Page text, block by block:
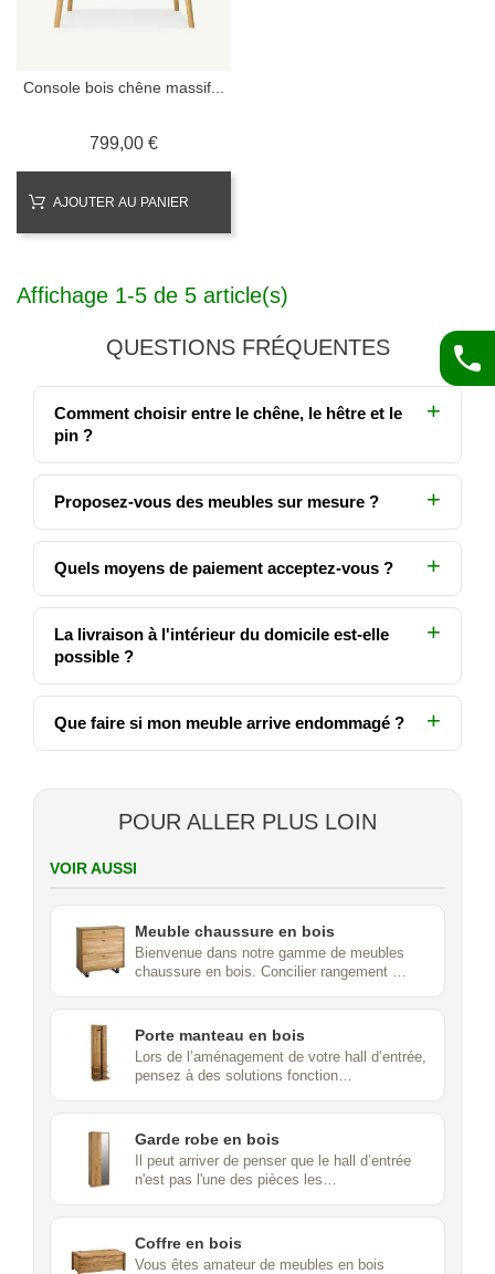
Console bois chêne massif...
799,00 €Prix
AJOUTER AU PANIER
Affichage 1-5 de 5 article(s)
QUESTIONS FRÉQUENTES
Comment choisir entre le chêne, le hêtre et le
pin ?
Proposez-vous des meubles sur mesure ?
Quels moyens de paiement acceptez-vous ?
La livraison à l'intérieur du domicile est-elle
possible ?
Que faire si mon meuble arrive endommagé ?
POUR ALLER PLUS LOIN
VOIR AUSSI
Meuble chaussure en bois
Bienvenue dans notre gamme de meubles
chaussure en bois. Concilier rangement …
Porte manteau en bois
Lors de l’aménagement de votre hall d’entrée,
pensez à des solutions fonction…
Garde robe en bois
Il peut arriver de penser que le hall d’entrée
n'est pas l'une des pièces les…
Coffre en bois
Vous êtes amateur de meubles en bois